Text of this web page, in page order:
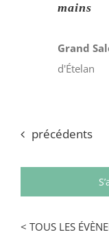
mains
Grand
d'Ételan
Évènements
précédents
< TOUS LES